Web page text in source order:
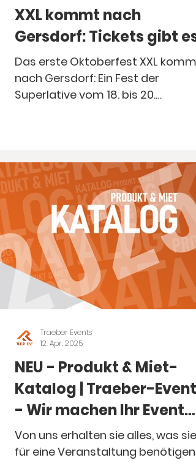
XXL kommt nach
Gersdorf: Tickets gibt es
hier...
Das erste Oktoberfest XXL kommt
nach Gersdorf: Ein Fest der
Superlative vom 18. bis 20.
NEU - Produkt & Miet-
Katalog | Traeber-
- Wir machen Ihr Event
zum Erlebnis.
Von uns erhalten sie alles, was sie
für eine Veranstaltung benötigen.
Traeber Events
12. Apr. 2025